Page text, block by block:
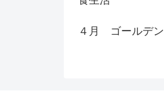
４月 ゴールデ